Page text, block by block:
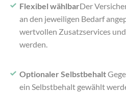
Flexibel wählbarDer
an den jeweiligen Bedarf
wertvollen Zusatzservices
werden.
Optionaler Selbstbehalt
ein Selbstbehalt gewählt